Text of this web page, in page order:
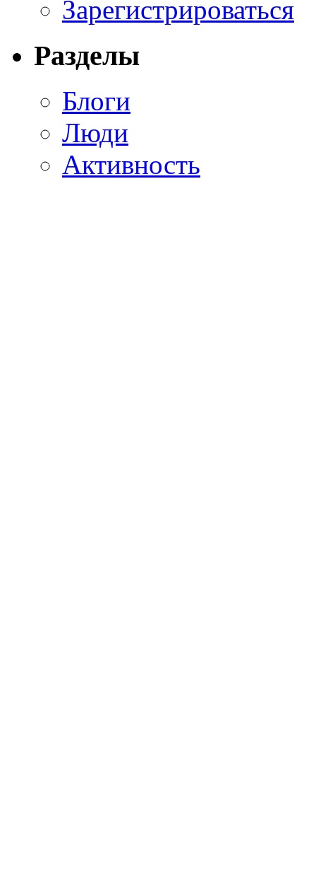
Зарегистрироваться
Разделы
Блоги
Люди
Активность